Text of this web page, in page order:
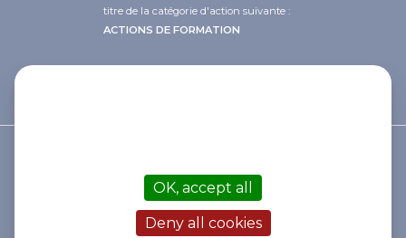
titre de la catégorie d'action suivante :
ACTIONS DE FORMATION
Mentions légales
OK, accept all
Deny all cookies